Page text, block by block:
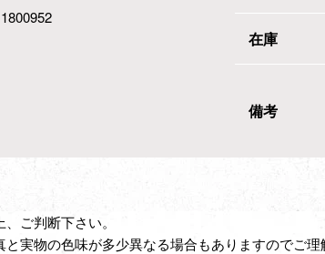
在庫
備考
ご判断下さい。
実物の色味が多少異なる場合もありますのでご